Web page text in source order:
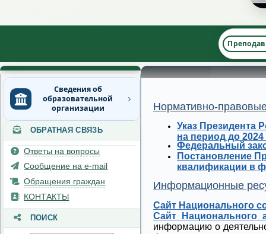
Сведения об
образовательной
организации
Основные сведения
Структура и органы
управления
образовательной
организацией
Документы
Образование
ОБРАТНАЯ СВЯЗЬ
Ответы на вопросы
Сообщение на e-mail
Обращения граждан
КОНТАКТЫ
ПОИСК
Нормативно-
Указ Президента
на период до 2024
Федеральный
Постановление
квалификации в
Информационные
Сайт Национального
Сайт Национального
информацию о